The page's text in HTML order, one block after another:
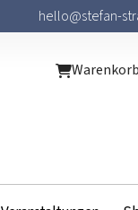
hello@stefan-
Warenkorb